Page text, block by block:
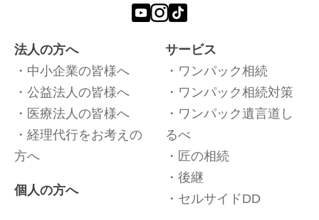
法人の方へ
中小企業の皆様へ
公益法人の皆様へ
医療法人の皆様へ
経理代行をお考えの
方へ
個人の方へ
サービス
ワンパック相続
ワンパック相続対策
ワンパック遺言道し
るべ
匠の相続
後継
セルサイドDD